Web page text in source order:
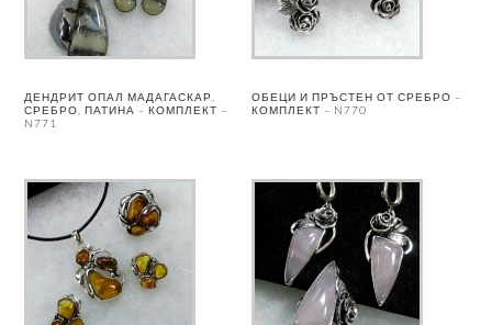
ДЕНДРИТ ОПАЛ МАДАГАСКАР,
СРЕБРО, ПАТИНА – КОМПЛЕКТ –
N771
ОБЕЦИ И ПРЪСТЕН ОТ СРЕБРО –
КОМПЛЕКТ – N770